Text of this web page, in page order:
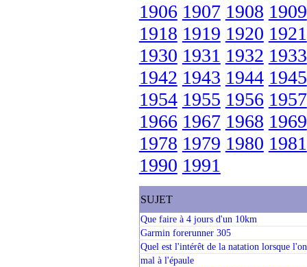
1906 1907 1908 1909
1918 1919 1920 1921
1930 1931 1932 1933
1942 1943 1944 1945
1954 1955 1956 1957
1966 1967 1968 1969
1978 1979 1980 1981
1990 1991
SUJET
Que faire à 4 jours d'un 10km
Garmin forerunner 305
Quel est l'intérêt de la natation lorsque
mal à l'épaule